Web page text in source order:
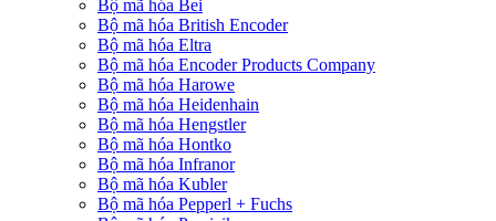
Bộ mã hóa Bei
Bộ mã hóa British Encoder
Bộ mã hóa Eltra
Bộ mã hóa Encoder Products Company
Bộ mã hóa Harowe
Bộ mã hóa Heidenhain
Bộ mã hóa Hengstler
Bộ mã hóa Hontko
Bộ mã hóa Infranor
Bộ mã hóa Kubler
Bộ mã hóa Pepperl + Fuchs